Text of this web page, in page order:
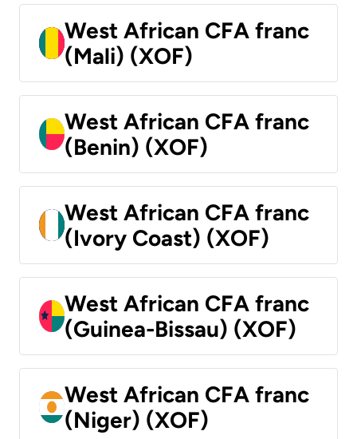
West African CFA franc
(Mali) (XOF)
West African CFA franc
(Benin) (XOF)
West African CFA franc
(Ivory Coast) (XOF)
West African CFA franc
(Guinea-Bissau) (XOF)
West African CFA franc
(Niger) (XOF)